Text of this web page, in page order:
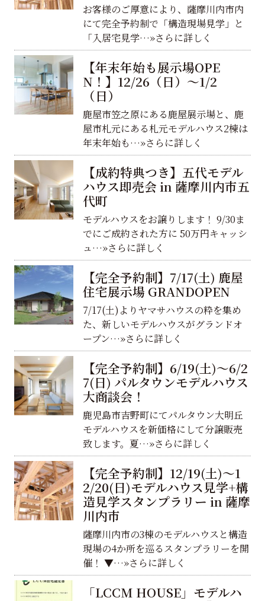
お客様のご厚意により、薩摩川内市内
にて完全予約制で「構造現場見学」と
「入居宅見学…»さらに詳しく
【年末年始も展示場OPE
N！】12/26（日）～1/2
（日）
鹿屋市笠之原にある鹿屋展示場と、鹿
屋市札元にある札元モデルハウス2棟は
年末年始も…»さらに詳しく
【成約特典つき】五代モデル
ハウス即売会 in 薩摩川内市五
代町
モデルハウスをお譲りします！ 9/30ま
でにご成約された方に 50万円キャッシ
ュ…»さらに詳しく
【完全予約制】7/17(土) 鹿屋
住宅展示場 GRANDOPEN
7/17(土)よりヤマサハウスの粋を集め
た、新しいモデルハウスがグランドオ
ープン…»さらに詳しく
【完全予約制】6/19(土)～6/2
7(日) パルタウンモデルハウス
大商談会！
鹿児島市吉野町にてパルタウン大明丘
モデルハウスを新価格にして分譲販売
致します。夏…»さらに詳しく
【完全予約制】12/19(土)～1
2/20(日)モデルハウス見学+構
造見学スタンプラリー in 薩摩
川内市
薩摩川内市の3棟のモデルハウスと構造
現場の4か所を巡るスタンプラリーを開
催！ ▼…»さらに詳しく
「LCCM HOUSE」モデルハ